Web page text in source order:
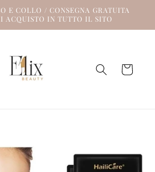
E COLLO / CONSEGNA GRATUITA
ACQUISTO IN TUTTO IL SITO
Carrello